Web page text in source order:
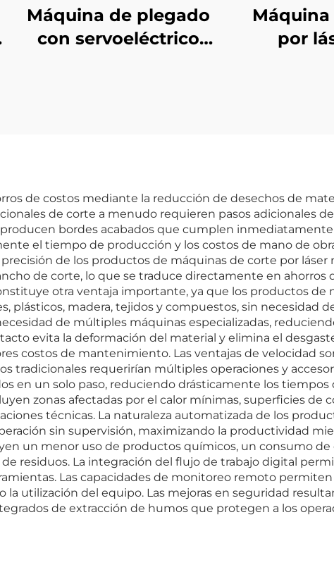
Máquina de plegado
con servoeléctrico
por
de costos mediante la reducción de desechos de
de corte a menudo requieren pasos adicionales
bordes acabados que cumplen inmediatamente
el tiempo de producción y los costos de mano de
de los productos de máquinas de corte por láser
de corte, lo que se traduce directamente en ahorros
otra ventaja importante, ya que los productos de
plásticos, madera, tejidos y compuestos, sin necesidad
de múltiples máquinas especializadas,
evita la deformación del material y elimina el
costos de mantenimiento. Las ventajas de velocidad
requerirían múltiples operaciones y
en un solo paso, reduciendo drásticamente los tiempos
zonas afectadas por el calor mínimas, superficies de
técnicas. La naturaleza automatizada de los
sin supervisión, maximizando la productividad
un menor uso de productos químicos, un consumo de
residuos. La integración del flujo de trabajo digital
Las capacidades de monitoreo remoto
utilización del equipo. Las mejoras en seguridad
de extracción de humos que protegen a los